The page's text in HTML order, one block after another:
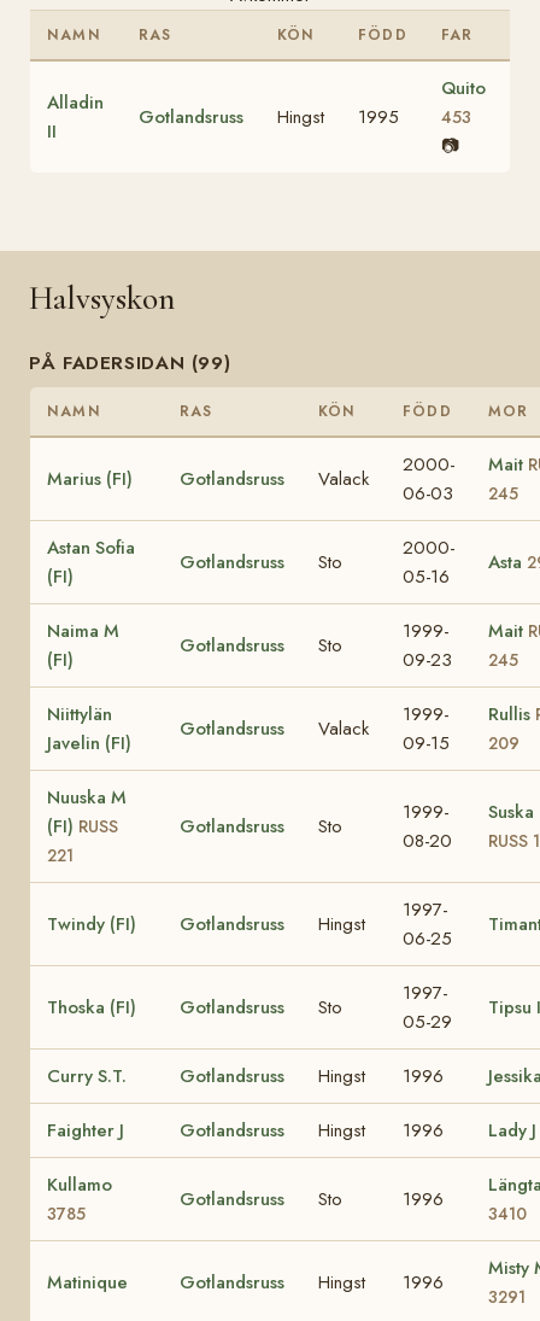
NAMN RAS KÖN FÖDD FAR
Alladin
II
Gotlandsruss Hingst 1995
Quito
453
📷
Halvsyskon
PÅ FADERSIDAN (99)
NAMN RAS KÖN FÖDD MOR
Marius (FI) Gotlandsruss Valack
2000-
06-03
Mait
245
Astan Sofia
(FI)
Gotlandsruss Sto
2000-
05-16
Asta
Naima M
(FI)
Gotlandsruss Sto
1999-
09-23
Mait
245
Niittylän
Javelin (FI)
Gotlandsruss Valack
1999-
09-15
Rullis
209
Nuuska M
(FI) RUSS
221
Gotlandsruss Sto
1999-
08-20
Suska
RUSS
Twindy (FI) Gotlandsruss Hingst
1997-
06-25
Thoska (FI) Gotlandsruss Sto
1997-
05-29
Tipsu
Curry S.T. Gotlandsruss Hingst 1996
Faighter J Gotlandsruss Hingst 1996 Lady J
Kullamo
3785
Gotlandsruss Sto 1996
3410
Matinique Gotlandsruss Hingst 1996
Misty
3291